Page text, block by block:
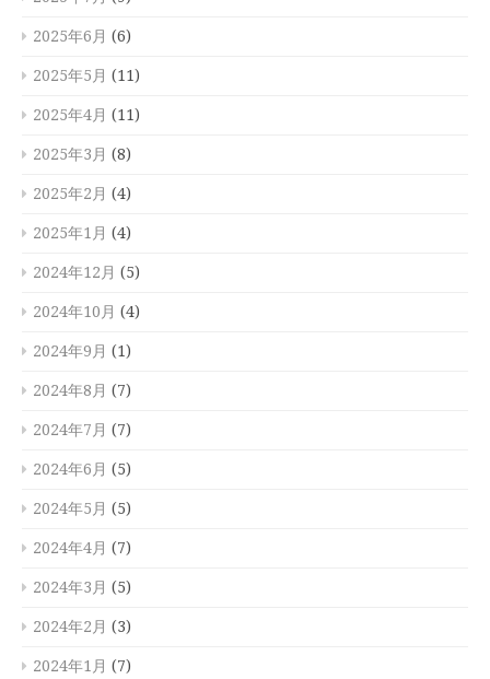
2025年6月 (6)
2025年5月 (11)
2025年4月 (11)
2025年3月 (8)
2025年2月 (4)
2025年1月 (4)
2024年12月 (5)
2024年10月 (4)
2024年9月 (1)
2024年8月 (7)
2024年7月 (7)
2024年6月 (5)
2024年5月 (5)
2024年4月 (7)
2024年3月 (5)
2024年2月 (3)
2024年1月 (7)